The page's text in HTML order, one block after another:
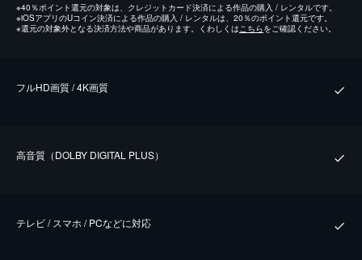
※40％ポイント還元の対象は、クレジットカード決済による作品の購入 / レンタルです。
※iOSアプリのUコイン決済による作品の購入 / レンタルは、20％のポイント還元です。
※還元の対象外となる決済方法や商品があります。くわしくは こちらをご確認ください。
フルHD画質 / 4K画質
⾼⾳質（DOLBY DIGITAL PLUS）
テレビ / スマホ / PCなどに対応